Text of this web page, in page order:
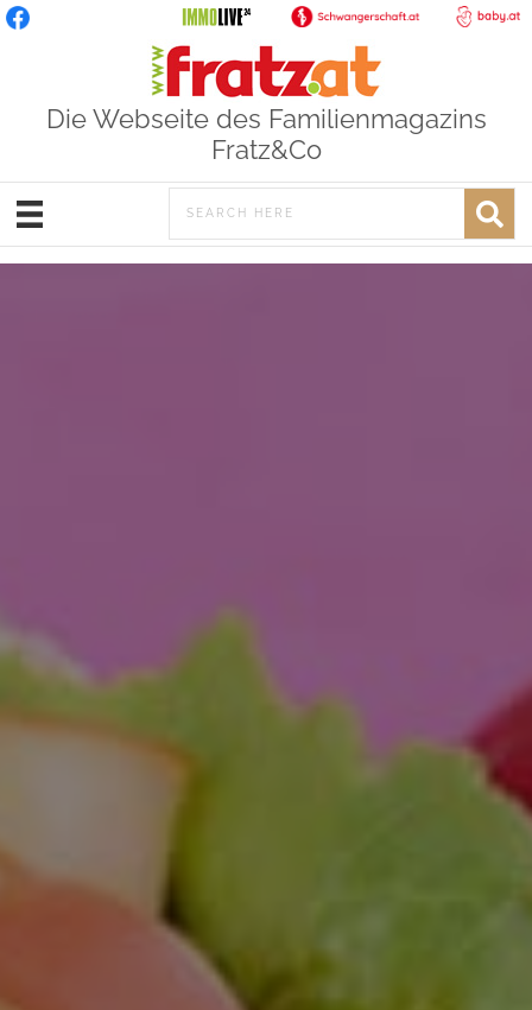
Die Webseite des Familienmagazins
Fratz&Co